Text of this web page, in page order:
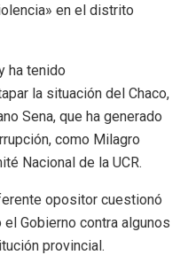
en el distrito
ha tenido
la situación del Chaco,
Sena, que ha generado
como Milagro
Nacional de la UCR.
opositor cuestionó
Gobierno contra algunos
provincial.